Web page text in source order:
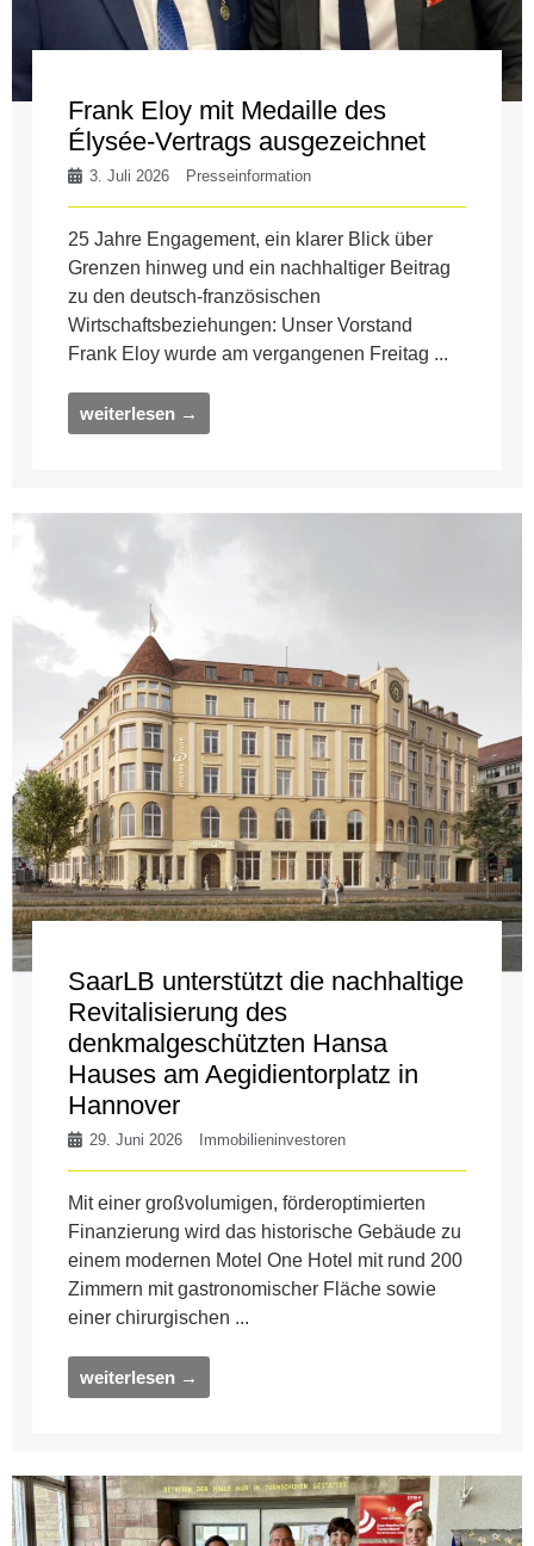
Frank Eloy mit Medaille des
Élysée-Vertrags ausgezeichnet
3. Juli 2026 Presseinformation
25 Jahre Engagement, ein klarer Blick über
Grenzen hinweg und ein nachhaltiger Beitrag
zu den deutsch-französischen
Wirtschaftsbeziehungen: Unser Vorstand
Frank Eloy wurde am vergangenen Freitag ...
weiterlesen →
SaarLB unterstützt die nachhaltige
Revitalisierung des
denkmalgeschützten Hansa
Hauses am Aegidientorplatz in
Hannover
29. Juni 2026 Immobilieninvestoren
Mit einer großvolumigen, förderoptimierten
Finanzierung wird das historische Gebäude zu
einem modernen Motel One Hotel mit rund 200
Zimmern mit gastronomischer Fläche sowie
einer chirurgischen ...
weiterlesen →